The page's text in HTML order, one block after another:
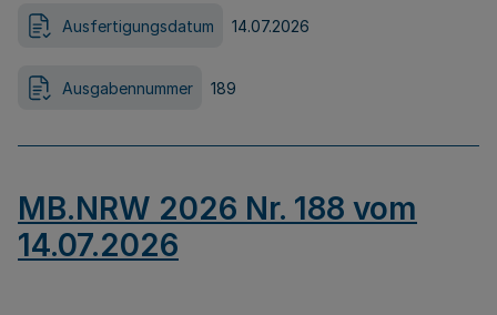
Ausfertigungsdatum 14.07.2026
Ausgabennummer 189
MB.NRW 2026 Nr. 188 vom
14.07.2026